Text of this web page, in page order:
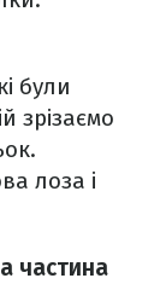
були
зрізаємо
лоза і
частина